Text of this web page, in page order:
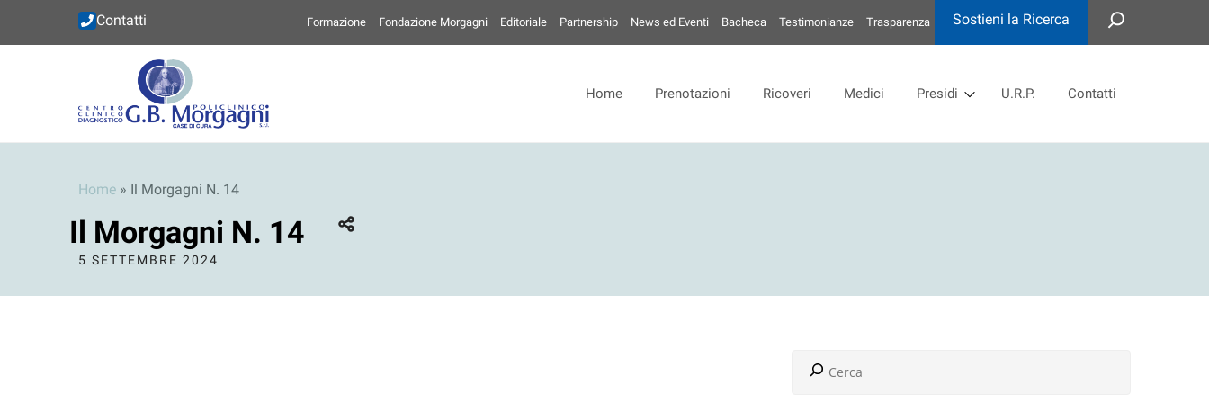
Contatti Formazione Fondazione Morgagni Editoriale Partnership News ed Eventi Bacheca Testimonianze Trasparenza Sostieni la Ricerca
Home Prenotazioni Ricoveri Medici Presidi U.R.P. Contatti
Home » Il Morgagni N. 14
Il Morgagni N. 14
5 SETTEMBRE 2024